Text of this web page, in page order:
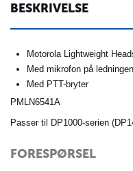
BESKRIVELSE
Motorola Lightweight
Med mikrofon på ledningen
Med PTT-bryter
PMLN6541A
Passer til DP1000-serien
FORESPØRSEL